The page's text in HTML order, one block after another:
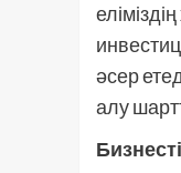
әсер
алу